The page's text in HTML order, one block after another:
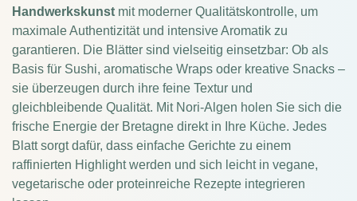
Handwerkskunst mit moderner Qualitätskontrolle, um
maximale Authentizität und intensive Aromatik zu
garantieren. Die Blätter sind vielseitig einsetzbar: Ob als
Basis für Sushi, aromatische Wraps oder kreative Snacks –
sie überzeugen durch ihre feine Textur und
gleichbleibende Qualität. Mit Nori-Algen holen Sie sich die
frische Energie der Bretagne direkt in Ihre Küche. Jedes
Blatt sorgt dafür, dass einfache Gerichte zu einem
raffinierten Highlight werden und sich leicht in vegane,
vegetarische oder proteinreiche Rezepte integrieren